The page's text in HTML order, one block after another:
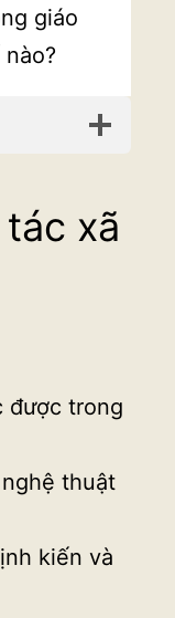
giáo
xã
được trong
thuật
kiến và